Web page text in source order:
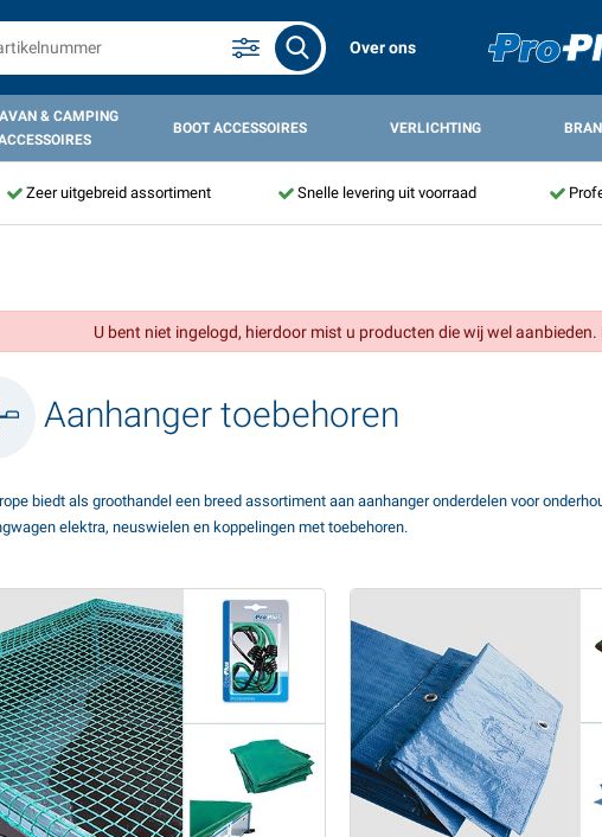
Over ons
& CAMPING
BOOT ACCESSOIRES VERLICHTING
Zeer uitgebreid assortiment Snelle levering uit voorraad
U bent niet ingelogd, hierdoor mist u producten die wij wel aanbieden.
Aanhanger toebehoren
biedt als groothandel een breed assortiment aan aanhanger onderdelen voor
elektra, neuswielen en koppelingen met toebehoren.